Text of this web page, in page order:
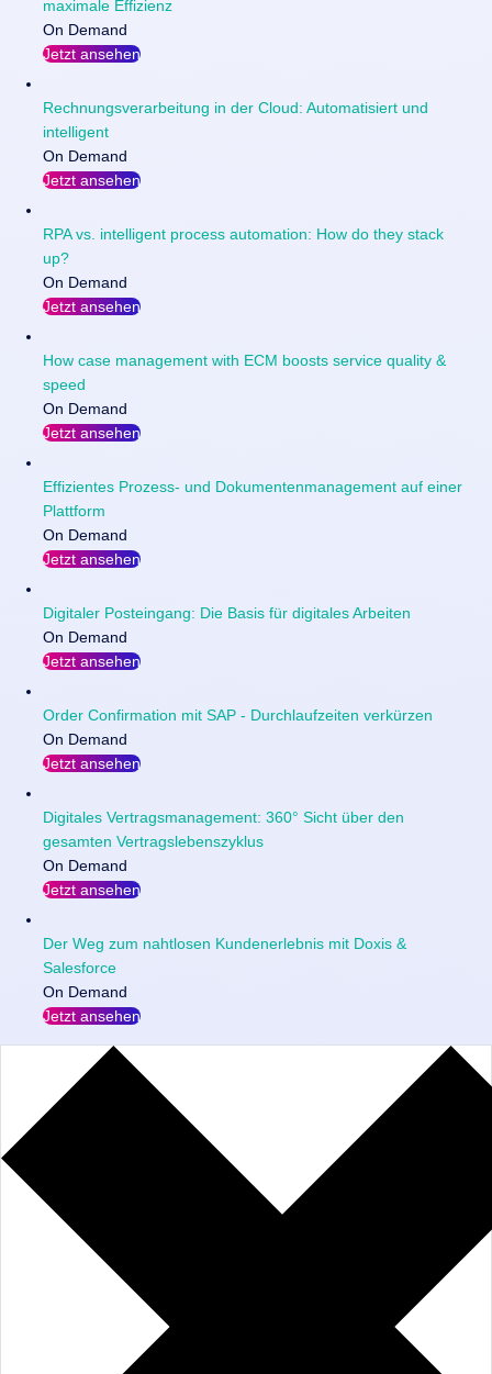
maximale Effizienz
On Demand
Jetzt ansehen
Rechnungsverarbeitung in der Cloud: Automatisiert und
intelligent
On Demand
Jetzt ansehen
RPA vs. intelligent process automation: How do they stack
up?
On Demand
Jetzt ansehen
How case management with ECM boosts service quality &
speed
On Demand
Jetzt ansehen
Effizientes Prozess- und Dokumentenmanagement auf einer
Plattform
On Demand
Jetzt ansehen
Digitaler Posteingang: Die Basis für digitales Arbeiten
On Demand
Jetzt ansehen
Order Confirmation mit SAP - Durchlaufzeiten verkürzen
On Demand
Jetzt ansehen
Digitales Vertragsmanagement: 360° Sicht über den
gesamten Vertragslebenszyklus
On Demand
Jetzt ansehen
Der Weg zum nahtlosen Kundenerlebnis mit Doxis &
Salesforce
On Demand
Jetzt ansehen